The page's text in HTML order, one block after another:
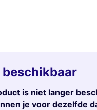
beschikbaar
is niet langer
je voor dezelfde